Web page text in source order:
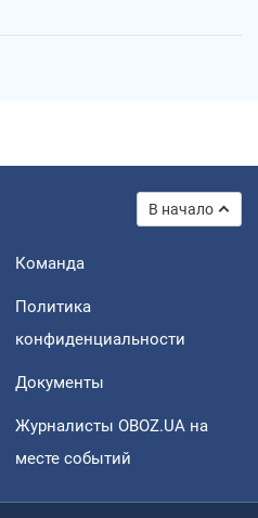
В начало
Команда
Политика
конфиденциальности
Документы
Журналисты OBOZ.UA на
месте событий